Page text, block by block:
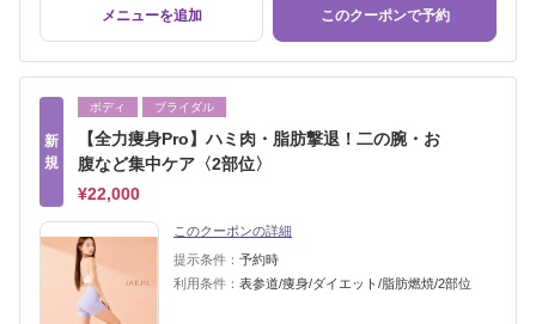
メニューを追加 このクーポンで予約
新
規
ボディ ブライダル
【全力痩身Pro】ハミ肉・脂肪撃退！二の腕・お
腹など集中ケア〈2部位〉
¥22,000
このクーポンの詳細
提示条件： 予約時
利用条件： 表参道/痩身/ダイエット/脂肪燃焼/2部位